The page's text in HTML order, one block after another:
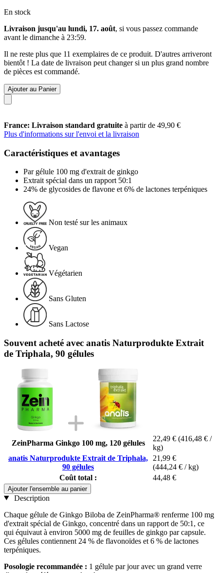
En stock
Livraison jusqu'au lundi, 17. août, si vous passez commande
avant le dimanche à 23:59.
Il ne reste plus que 11 exemplaires de ce produit. D'autres arriveront
bientôt ! La date de livraison peut changer si un plus grand nombre
de pièces est commandé.
Ajouter au Panier
France: Livraison standard gratuite à partir de 49,90 €
Plus d'informations sur l'envoi et la livraison
Caractéristiques et avantages
Par gélule 100 mg d'extrait de ginkgo
Extrait spécial dans un rapport 50:1
24% de glycosides de flavone et 6% de lactones terpéniques
Non testé sur les animaux
Vegan
Végétarien
Sans Gluten
Sans Lactose
Souvent acheté avec anatis Naturprodukte Extrait
de Triphala, 90 gélules
ZeinPharma Ginkgo 100 mg, 120 gélules
22,49 € (416,48 € /
kg)
anatis Naturprodukte Extrait de Triphala,
90 gélules
21,99 €
(444,24 € / kg)
Coût total :
44,48 €
Ajouter l'ensemble au panier
Description
Chaque gélule de Ginkgo Biloba de ZeinPharma® renferme 100 mg
d'extrait spécial de Ginkgo, concentré dans un rapport de 50:1, ce
qui équivaut à environ 5000 mg de feuilles de ginkgo par capsule.
Ces gélules contiennent 24 % de flavonoïdes et 6 % de lactones
terpéniques.
Posologie recommandée : 1 gélule par jour avec un grand verre